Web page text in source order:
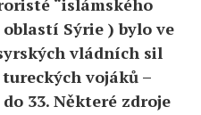
“islámského
Sýrie ) bylo ve
vládních sil
vojáků –
33. Některé zdroje